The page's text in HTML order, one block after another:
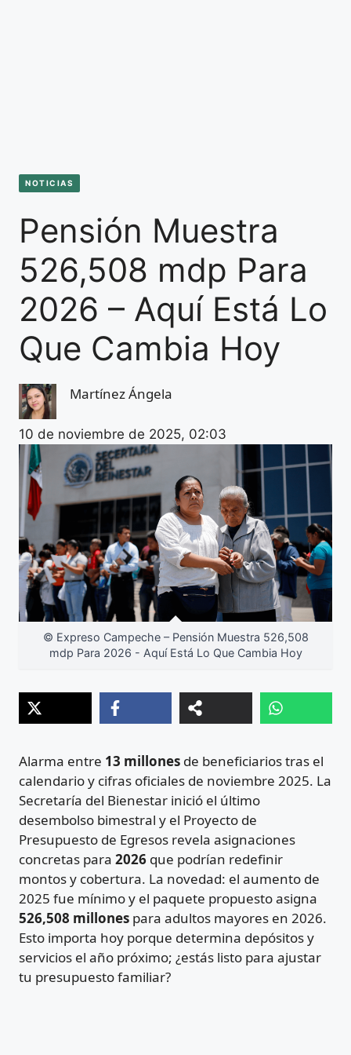
NOTICIAS
Pensión Muestra
526,508 mdp Para
2026 – Aquí Está Lo
Que Cambia Hoy
Martínez Ángela
10 de noviembre de 2025, 02:03
© Expreso Campeche – Pensión Muestra 526,508
mdp Para 2026 - Aquí Está Lo Que Cambia Hoy
Alarma entre 13 millones de beneficiarios tras el
calendario y cifras oficiales de noviembre 2025. La
Secretaría del Bienestar inició el último
desembolso bimestral y el Proyecto de
Presupuesto de Egresos revela asignaciones
concretas para 2026 que podrían redefinir
montos y cobertura. La novedad: el aumento de
2025 fue mínimo y el paquete propuesto asigna
526,508 millones para adultos mayores en 2026.
Esto importa hoy porque determina depósitos y
servicios el año próximo; ¿estás listo para ajustar
tu presupuesto familiar?